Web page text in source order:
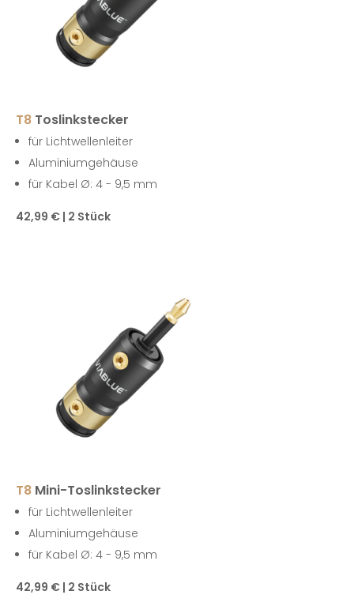
T8 Toslinkstecker
für Lichtwellenleiter
Aluminiumgehäuse
für Kabel Ø: 4 - 9,5 mm
42,99 € | 2 Stück
T8 Mini-Toslinkstecker
für Lichtwellenleiter
Aluminiumgehäuse
für Kabel Ø: 4 - 9,5 mm
42,99 € | 2 Stück